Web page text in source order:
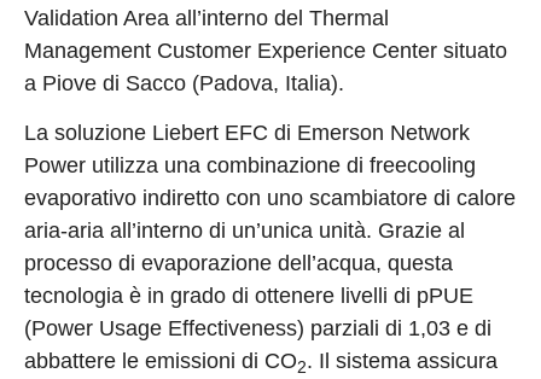
Validation Area all’interno del Thermal
Management Customer Experience Center situato
a Piove di Sacco (Padova, Italia).
La soluzione Liebert EFC di Emerson Network
Power utilizza una combinazione di freecooling
evaporativo indiretto con uno scambiatore di calore
aria-aria all’interno di un’unica unità. Grazie al
processo di evaporazione dell’acqua, questa
tecnologia è in grado di ottenere livelli di pPUE
(Power Usage Effectiveness) parziali di 1,03 e di
abbattere le emissioni di CO2. Il sistema assicura